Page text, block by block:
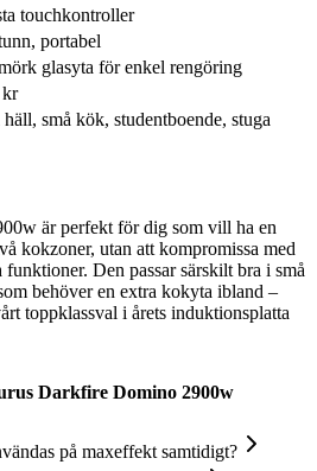
touchkontroller
portabel
glasyta för enkel rengöring
kr
små kök, studentboende, stuga
är perfekt för dig som vill ha en
kokzoner, utan att kompromissa med
Den passar särskilt bra i små
behöver en extra kokyta ibland –
toppklassval i årets induktionsplatta
Darkfire Domino 2900w
på maxeffekt samtidigt?